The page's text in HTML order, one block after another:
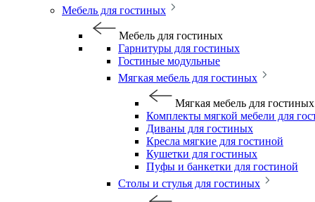
Мебель для гостиных
Мебель для гостиных
Гарнитуры для гостиных
Гостиные модульные
Мягкая мебель для гостиных
Мягкая мебель для гостиных
Комплекты мягкой мебели для
Диваны для гостиных
Кресла мягкие для гостиной
Кушетки для гостиных
Пуфы и банкетки для гостиной
Столы и стулья для гостиных